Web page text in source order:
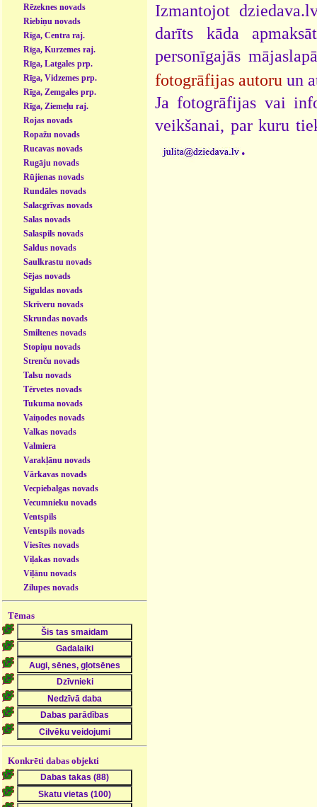
Rēzeknes novads
Riebiņu novads
Rīga, Centra raj.
Rīga, Kurzemes raj.
Rīga, Latgales prp.
Rīga, Vidzemes prp.
Rīga, Zemgales prp.
Rīga, Ziemeļu raj.
Rojas novads
Ropažu novads
Rucavas novads
Rugāju novads
Rūjienas novads
Rundāles novads
Salacgrīvas novads
Salas novads
Salaspils novads
Saldus novads
Saulkrastu novads
Sējas novads
Siguldas novads
Skrīveru novads
Skrundas novads
Smiltenes novads
Stopiņu novads
Strenču novads
Talsu novads
Tērvetes novads
Tukuma novads
Vaiņodes novads
Valkas novads
Valmiera
Varakļānu novads
Vārkavas novads
Vecpiebalgas novads
Vecumnieku novads
Ventspils
Ventspils novads
Viesītes novads
Viļakas novads
Viļānu novads
Zilupes novads
Tēmas
Konkrēti dabas objekti
Izmantojot
darīts kāda
personīgajās
fotogrāfijas autoru un
Ja fotogrāfijas vai
veikšanai, par kuru
.